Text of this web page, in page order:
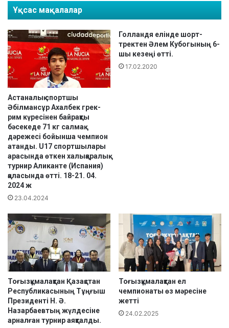
а
с
т
и
к
а
а
қ
с
т
а
н
Р
е
с
п
у
б
л
и
к
а
с
К
у
г
ы
н
ы
ң
I
I
Ұқсас мақалалар
Астаналық спортшы
Әбілмансұр Ахалбек грек-
рим күресінен байрақты
бәсекеде 71 кг салмақ
дәрежесі бойынша чемпион
атанды. U17 спортшылары
арасында өткен халықаралық
турнир Аликанте (Испания)
қаласында өтті. 18-21. 04.
2024 ж
23.04.2024
Голландя елінде шорт-
тректен Әлем Кубогының 6-
шы кезеңі өтті.
17.02.2020
Тоғызқұмалақтан Қазақстан
Республикасының Тұңғыш
Президенті Н. Ә.
Назарбаевтың жүлдесіне
арналған турнир аяқталды.
Тоғызқұмалақтан ел
чемпионаты өз мәресіне
жетті
24.02.2025